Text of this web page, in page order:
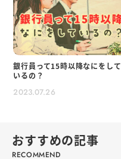
銀行員って15時以降なにをして
いるの？
2023.07.26
おすすめの記事